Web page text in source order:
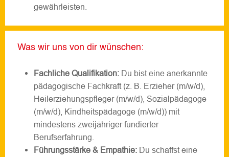
gewährleisten.
Was wir uns von dir wünschen:
Fachliche Qualifikation: Du bist eine anerkannte
pädagogische Fachkraft (z. B. Erzieher (m/w/d),
Heilerziehungspfleger (m/w/d), Sozialpädagoge
(m/w/d), Kindheitspädagoge (m/w/d)) mit
mindestens zweijähriger fundierter
Berufserfahrung.
Führungsstärke & Empathie: Du schaffst eine